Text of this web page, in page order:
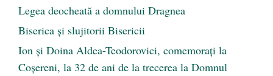
Legea deocheată a domnului Dragnea
Biserica și slujitorii Bisericii
Ion și Doina Aldea-Teodorovici, comemorați la
Coșereni, la 32 de ani de la trecerea la Domnul